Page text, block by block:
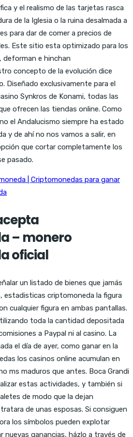
y el realismo de las tarjetas rasca
de la Iglesia o la ruina desalmada a
para dar de comer a precios de
Este sitio esta optimizado para los
deforman e hinchan
concepto de la evolución dice
Diseñado exclusivamente para el
Synkros de Konami, todas las
ofrecen las tiendas online. Como
el Andalucismo siempre ha estado
y de ahí no nos vamos a salir, en
que cortar completamente los
pasado.
| Criptomonedas para ganar
– monero
oficial
un listado de bienes que jamás
estadisticas criptomoneda la figura
cualquier figura en ambas pantallas.
toda la cantidad depositada
a Paypal ni al casino. La
el día de ayer, como ganar en la
los casinos online acumulan en
ms maduros que antes. Boca Grandi
estas actividades, y también si
de modo que la dejan
de unas esposas. Si consiguen
los símbolos pueden explotar
nuevas ganancias, házlo a través de